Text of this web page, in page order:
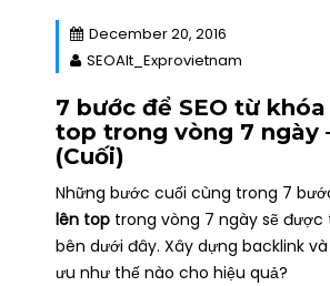
December 20, 2016
SEOAlt_Exprovietnam
7 bước để SEO từ
top trong vòng 7 ngày
(Cuối)
Những bước cuối cùng trong 7
lên top trong vòng 7 ngày sẽ được
bên dưới đây. Xây dựng backlink
ưu như thế nào cho hiệu quả?